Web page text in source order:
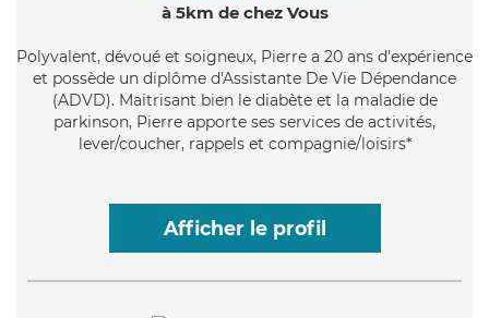
à 5km de chez Vous
Polyvalent, dévoué et soigneux, Pierre a 20 ans d'expérience
et possède un diplôme d'Assistante De Vie Dépendance
(ADVD). Maitrisant bien le diabète et la maladie de
parkinson, Pierre apporte ses services de activités,
lever/coucher, rappels et compagnie/loisirs*
Afficher le profil